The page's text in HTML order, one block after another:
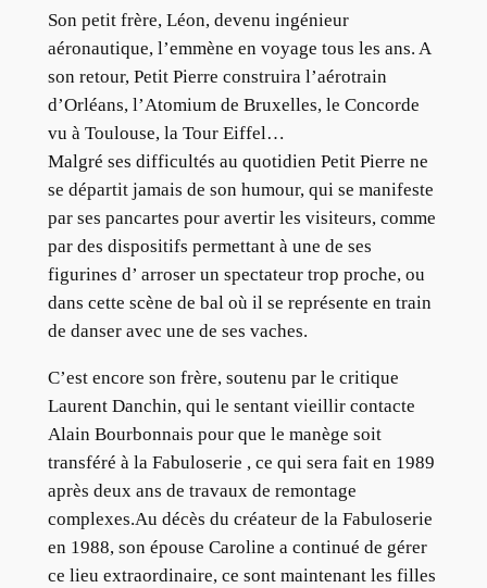
Son petit frère, Léon, devenu ingénieur
aéronautique, l’emmène en voyage tous les ans. A
son retour, Petit Pierre construira l’aérotrain
d’Orléans, l’Atomium de Bruxelles, le Concorde
vu à Toulouse, la Tour Eiffel…
Malgré ses difficultés au quotidien Petit Pierre ne
se départit jamais de son humour, qui se manifeste
par ses pancartes pour avertir les visiteurs, comme
par des dispositifs permettant à une de ses
figurines d’ arroser un spectateur trop proche, ou
dans cette scène de bal où il se représente en train
de danser avec une de ses vaches.
C’est encore son frère, soutenu par le critique
Laurent Danchin, qui le sentant vieillir contacte
Alain Bourbonnais pour que le manège soit
transféré à la Fabuloserie , ce qui sera fait en 1989
après deux ans de travaux de remontage
complexes.Au décès du créateur de la Fabuloserie
en 1988, son épouse Caroline a continué de gérer
ce lieu extraordinaire, ce sont maintenant les filles